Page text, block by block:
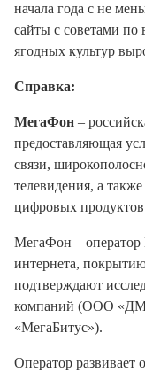
начала года с не
сайты с советами
ягодных культур
Справка:
МегаФон –
предоставляющая
связи,
телевидения, а
цифровых продуктов
МегаФон – оператор
интернета, покрытию
подтверждают
компаний (ООО
«МегаБитус»).
Оператор развивает